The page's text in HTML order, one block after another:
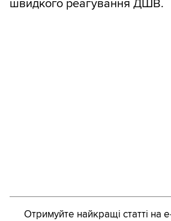
швидкого реагування ДШВ.
Отримуйте найкращі статті на